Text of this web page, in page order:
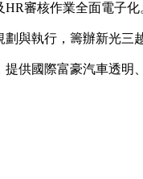
審核作業全面電子化
與執行，籌辦新光三
供國際富豪汽車透明